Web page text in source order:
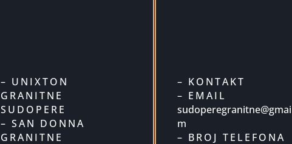
– UNIXTON
GRANITNE
SUDOPERE
– SAN DONNA
GRANITNE
– KONTAKT
– EMAIL
m
– BROJ TELEFONA